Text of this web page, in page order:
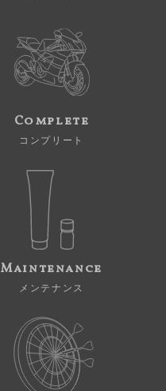
Complete
コンプリート
Maintenance
メンテナンス